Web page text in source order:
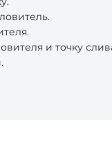
и точку